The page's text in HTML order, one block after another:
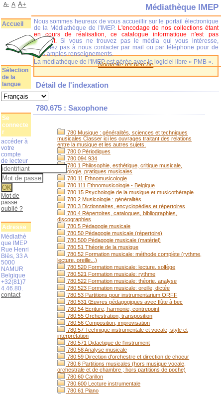
Nouvelle recherche
Détail de l'indexation
780.675 : Saxophone
780 Musique : généralités, sciences et techniques
musicales Classer ici les ouvrages traitant des relations
entre la musique et les autres sujets.
780.0 Périodiques
780.094 934
780.1 Philosophie, esthétique, critique musicale,
sociologie, pratiques musicales
780.11 Ethnomusicologie
780.111 Ethnomusicologie - Belgique
780.15 Psychologie de la musique et musicothérapie
780.2 Musicologie : généralités
780.3 Dictionnaires, encyclopédies et répertoires
780.4 Répertoires, catalogues, bibliographies,
discographies
780.5 Pédagogie musicale
780.50 Pédagogie musicale (répertoire)
780.500 Pédagogie musicale (matériel)
780.51 Théorie de la musique
780.52 Formation musicale: méthode complète (rythme,
lecture, oreille...)
780.520 Formation musicale: lecture, solfège
780.521 Formation musicale: rythme
780.522 Formation musicale: théorie, analyse
780.523 Formation musicale: oreille, dictée
780.53 Partitions pour instrumentarium ORFF
780.531 Œuvres pédagogiques avec flûte à bec
780.54 Ecriture, harmonie, contrepoint
780.55 Orchestration, transposition
780.56 Composition, improvisation
780.57 Technique instrumentale et vocale, style et
interprétation
780.571 Didactique de l'instrument
780.58 Analyse musicale
780.59 Direction d'orchestre et direction de choeur
780.6 Partitions musicales (hors musique vocale,
orchestrale et de chambre ; hors partitions de poche)
780.60 Carillon
780.600 Lecture instrumentale
780.61 Piano
Médiathèque IMEP
Nous sommes heureux de vous accueillir sur le portail électronique
de la Médiathèque de l'IMEP. L'encodage de nos collections étant
en cours de réalisation, ce catalogue informatique n'est pas
complet.
Si vous ne trouvez pas le média qui vous intéresse,
n'hésitez pas à nous contacter par mail ou par téléphone pour de
plus amples renseignements.
La médiathèque de l'IMEP est gérée avec le logiciel libre « PMB ».
A- A A+
Accueil
Sélection
de la
langue
Se
connecte
r
accéder à
votre
compte
de lecteur
Mot de
passe
oublié ?
Adresse
Médiathè
que IMEP
Rue Henri
Blès, 33 A
5000
NAMUR
Belgique
+32(81)7
4.46.80.
contact